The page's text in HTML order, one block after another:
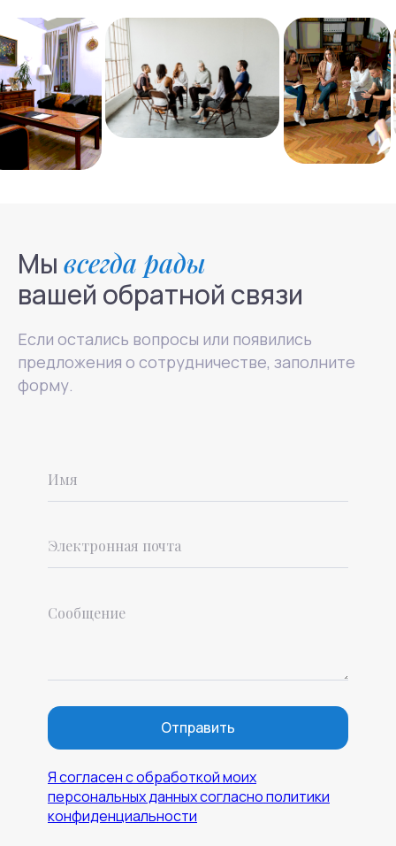
Мы всегда рады
вашей обратной связи
Если остались вопросы или появились
предложения о сотрудничестве, заполните
форму.
Отправить
Я согласен с обработкой моих
персональных данных согласно политики
конфиденциальности
+7(800)200-24-27
Менделеевская
(с 10:00 - 22:00)
Записаться на приём
Блог
Навигация
О нас
Услуги
Стажировка
Специалисты
Групповые тренинги
Политика конфиденциальности
Договор оферты